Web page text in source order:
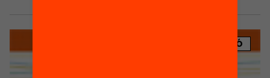
PUBLICACIÓ